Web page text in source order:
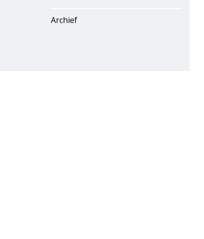
Archief